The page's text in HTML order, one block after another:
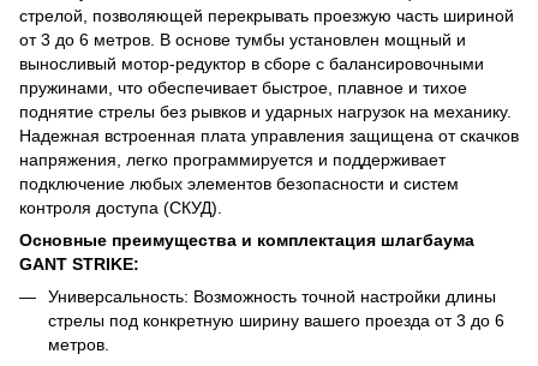
стрелой, позволяющей перекрывать проезжую часть шириной
от 3 до 6 метров. В основе тумбы установлен мощный и
выносливый мотор-редуктор в сборе с балансировочными
пружинами, что обеспечивает быстрое, плавное и тихое
поднятие стрелы без рывков и ударных нагрузок на механику.
Надежная встроенная плата управления защищена от скачков
напряжения, легко программируется и поддерживает
подключение любых элементов безопасности и систем
контроля доступа (СКУД).
Основные преимущества и комплектация шлагбаума
GANT STRIKE:
Универсальность: Возможность точной настройки длины
стрелы под конкретную ширину вашего проезда от 3 до 6
метров.